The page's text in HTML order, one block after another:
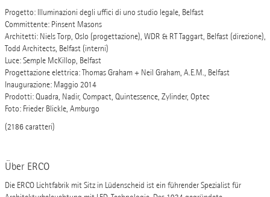
Progetto: Illuminazioni degli uffici di uno studio legale, Belfast
Committente: Pinsent Masons
Architetti: Niels Torp, Oslo (progettazione), WDR & RT Taggart, Belfast (direzione),
Todd Architects, Belfast (interni)
Luce: Semple McKillop, Belfast
Progettazione elettrica: Thomas Graham + Neil Graham, A.E.M., Belfast
Inaugurazione: Maggio 2014
Prodotti: Quadra, Nadir, Compact, Quintessence, Zylinder, Optec
Foto: Frieder Blickle, Amburgo
(2186 caratteri)
Über ERCO
Die ERCO Lichtfabrik mit Sitz in Lüdenscheid ist ein führender Spezialist für